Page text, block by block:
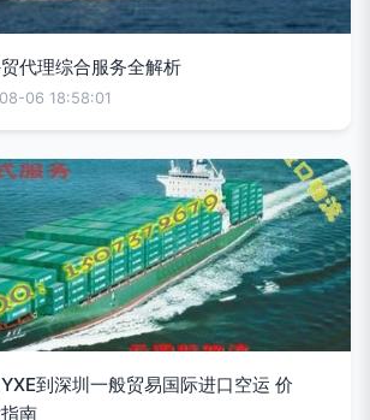
代理综合服务全解析
06 18:58:01
到深圳一般贸易国际进口空运 价
南